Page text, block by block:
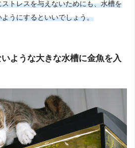
ストレスを与えないためにも、水槽を
うにするといいでしょう。
ような大きな水槽に金魚を入